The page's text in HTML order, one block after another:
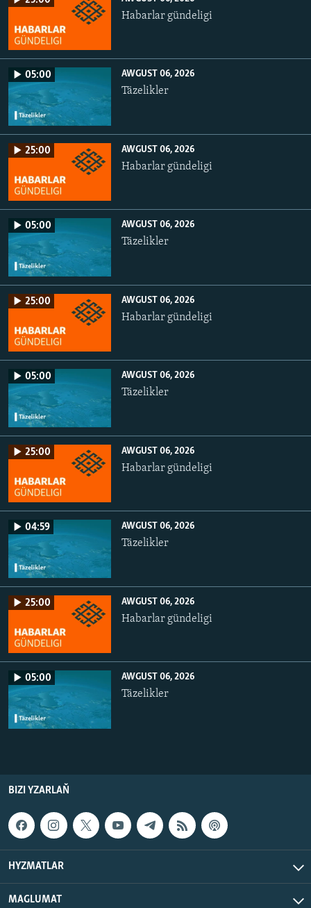
Habarlar gündeligi
05:00 AWGUST 06, 2026
Täzelikler
25:00 AWGUST 06, 2026
Habarlar gündeligi
05:00 AWGUST 06, 2026
Täzelikler
25:00 AWGUST 06, 2026
Habarlar gündeligi
05:00 AWGUST 06, 2026
Täzelikler
25:00 AWGUST 06, 2026
Habarlar gündeligi
04:59 AWGUST 06, 2026
Täzelikler
25:00 AWGUST 06, 2026
Habarlar gündeligi
05:00 AWGUST 06, 2026
Täzelikler
BIZI YZARLAŇ
HYZMATLAR
MAGLUMAT